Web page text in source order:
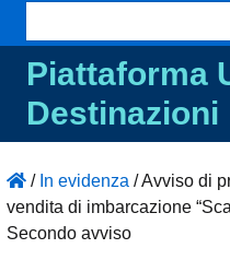
per:
Piattaforma
Destinazioni
/ In evidenza /Avviso di
vendita di imbarcazione
Secondo avviso